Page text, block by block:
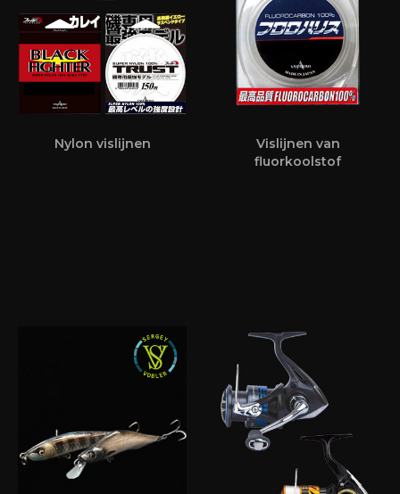
Nylon vislijnen
Vislijnen van
fluorkoolstof